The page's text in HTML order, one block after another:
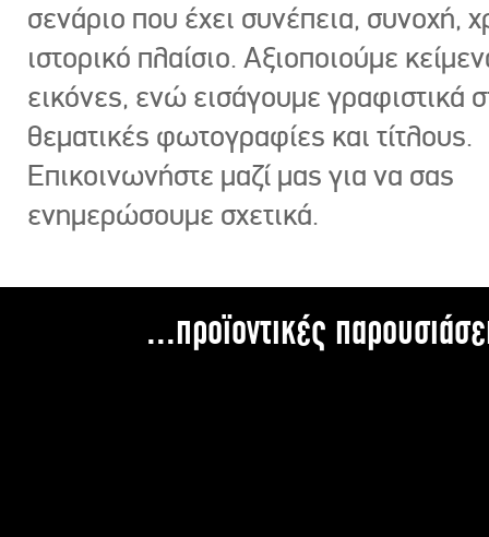
σενάριο που έχει συνέπεια, συνοχή,
ιστορικό πλαίσιο. Αξιοποιούμε
εικόνες, ενώ εισάγουμε γραφιστικά
θεματικές φωτογραφίες και τίτλους.
Επικοινωνήστε μαζί μας για να σας
ενημερώσουμε σχετικά.
...προϊοντικές